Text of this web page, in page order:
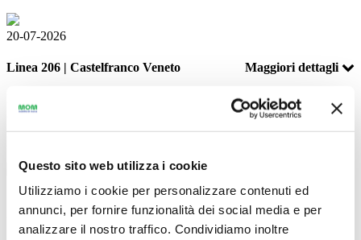
Questo sito web utilizza i cookie
Utilizziamo i cookie per personalizzare contenuti ed
annunci, per fornire funzionalità dei social media e per
analizzare il nostro traffico. Condividiamo inoltre
20-07-2026
Linea 206 | Castelfranco Veneto Maggiori dettagli
Informiamo i gentili clienti che a causa di lavori in corso, la linea
206 in entrambe le direzioni, dal 20 luglio al 1 agosto, non transita a
17-07-2026
GIAVERA DEL MONTELLO | LINEA 116
Maggiori dettagli